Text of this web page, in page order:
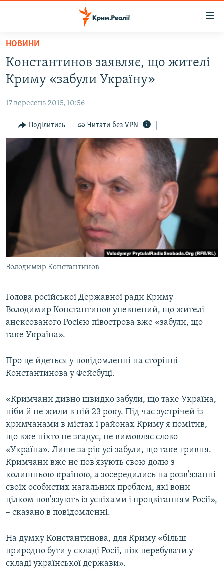
Перейти
основного
матеріалу
Перейти
до
навігації
Перейти
пошуку
ВІДЕО ТА ФОТО
ПОЛІТИКА
БЛОГИ
ПОГЛЯД
ІНТЕРВ'Ю
ВСЕ ЗА ДЕНЬ
СПЕЦПРОЕКТИ
ДЕПОРТАЦІЯ
ВІДЕОУРОКИ «ELIFBE»
СВІДЧЕННЯ ОКУПАЦІЇ
УКРАЇНСЬКА ПРОБЛЕМА КРИМУ
ЯК ОБІЙТИ БЛОКУВАННЯ
Русский
Qırımtatar
Усі сайти RFE/RL
НОВИНИ
Константинов заявляє, що жителі
Криму «забули Україну»
17 вересень 2015, 10:56
Поділитись Читати без VPN
Володимир Константинов
Голова російської Державної ради Криму
Володимир Константинов упевнений, що жителі
анексованого Росією півострова вже «забули, що
таке Україна».
Про це йдеться у повідомленні на сторінці
Константинова у Фейсбуці.
«Кримчани дивно швидко забули, що таке Україна,
ніби й не жили в ній 23 року. Під час зустрічей із
кримчанами в містах і районах Криму я помітив,
що вже ніхто не згадує, не вимовляє слово
«Україна». Лише за рік усі забули, що таке гривня.
Кримчани вже не пов'язують свою долю з
колишньою країною, а зосередились на розв'язанні
своїх особистих нагальних проблем, які вони
цілком пов'язують із успіхами і процвітанням Росії»,
– сказано в повідомленні.
На думку Константинова, для Криму «більш
природно бути у складі Росії, ніж перебувати у
складі української держави».